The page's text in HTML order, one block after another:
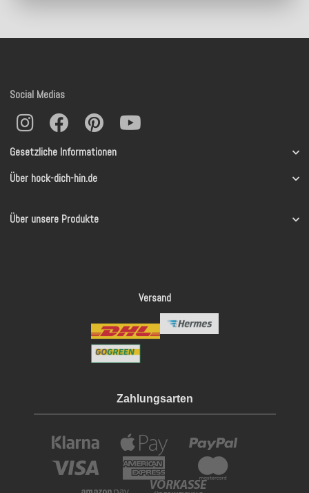
Gesetzliche Informationen
Über hock-dich-hin.de
Über unsere Produkte
Social Medias
Versand
Zahlungsarten